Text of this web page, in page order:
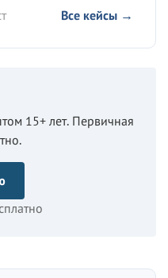
Все кейсы →
15+ лет. Первичная